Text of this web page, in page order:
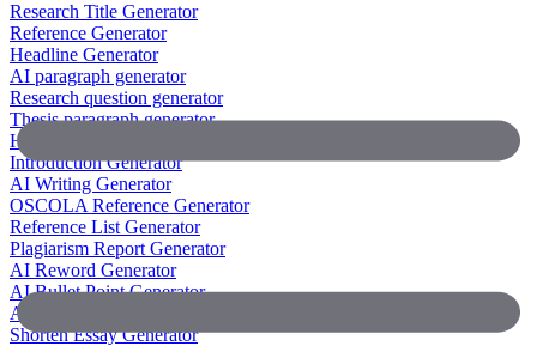
Research Title Generator
Reference Generator
Headline Generator
AI paragraph generator
Research question generator
Thesis paragraph generator
Hypothesis generator
Introduction Generator
AI Writing Generator
OSCOLA Reference Generator
Reference List Generator
Plagiarism Report Generator
AI Reword Generator
AI Bullet Point Generator
AI Legal Writing Generator
Shorten Essay Generator